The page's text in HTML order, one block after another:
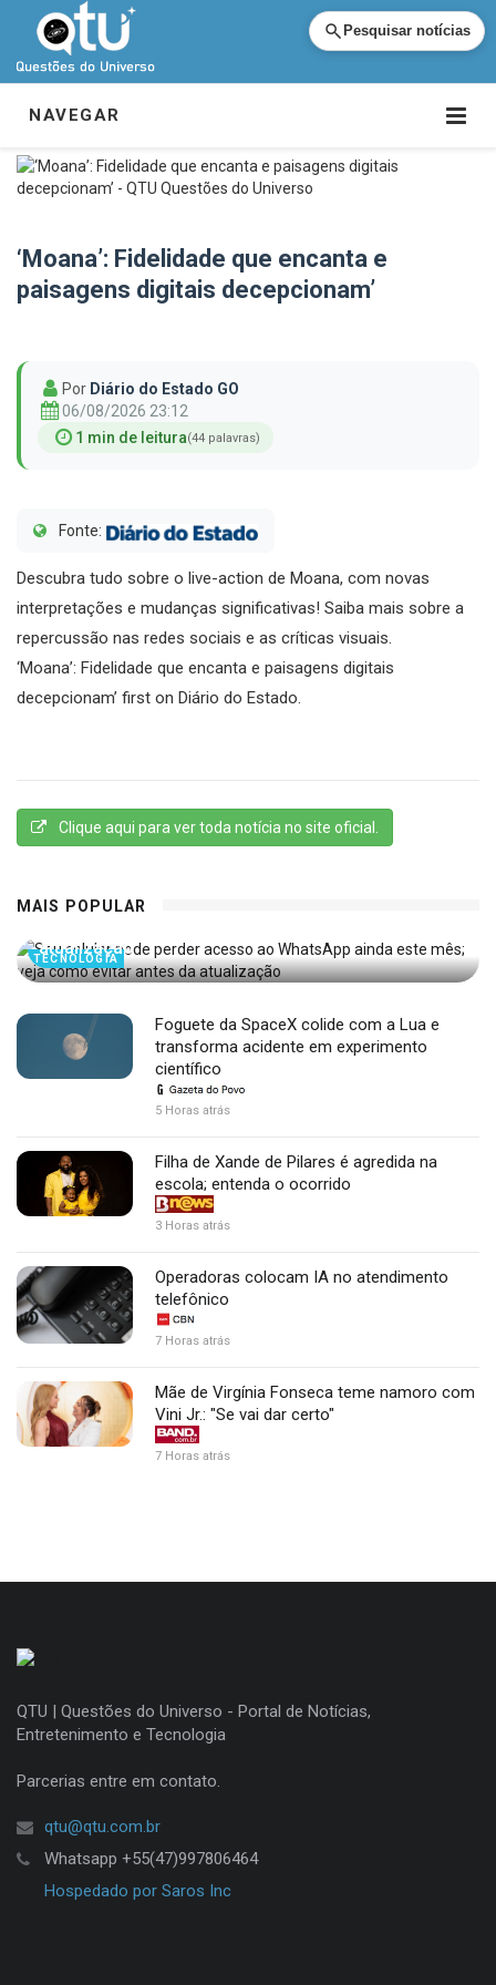
Pesquisar notícias
NAVEGAR
‘Moana’: Fidelidade que encanta e
paisagens digitais decepcionam’
Por Diário do Estado GO
06/08/2026 23:12
1 min de leitura(44 palavras)
Fonte:
Descubra tudo sobre o live-action de Moana, com novas
interpretações e mudanças significativas! Saiba mais sobre a
repercussão nas redes sociais e as críticas visuais.
‘Moana’: Fidelidade que encanta e paisagens digitais
decepcionam’ first on Diário do Estado.
Clique aqui para ver toda notícia no site oficial.
MAIS POPULAR
TECNOLOGIA
Seu celular pode perder acesso ao WhatsApp
atualização
Foguete da SpaceX colide com a Lua e
transforma acidente em experimento
científico
5 Horas atrás
Filha de Xande de Pilares é agredida na
escola; entenda o ocorrido
3 Horas atrás
Operadoras colocam IA no atendimento
telefônico
7 Horas atrás
Mãe de Virgínia Fonseca teme namoro com
Vini Jr.: "Se vai dar certo"
7 Horas atrás
QTU | Questões do Universo - Portal de Notícias,
Entretenimento e Tecnologia
Parcerias entre em contato.
qtu@qtu.com.br
Whatsapp +55(47)997806464
Hospedado por Saros Inc